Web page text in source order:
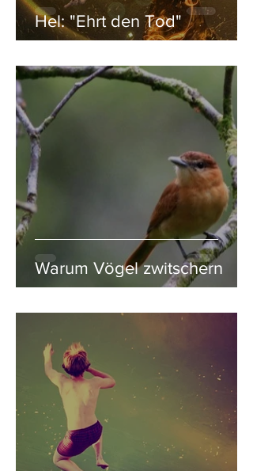
Hel: "Ehrt den Tod"
Warum Vögel zwitschern